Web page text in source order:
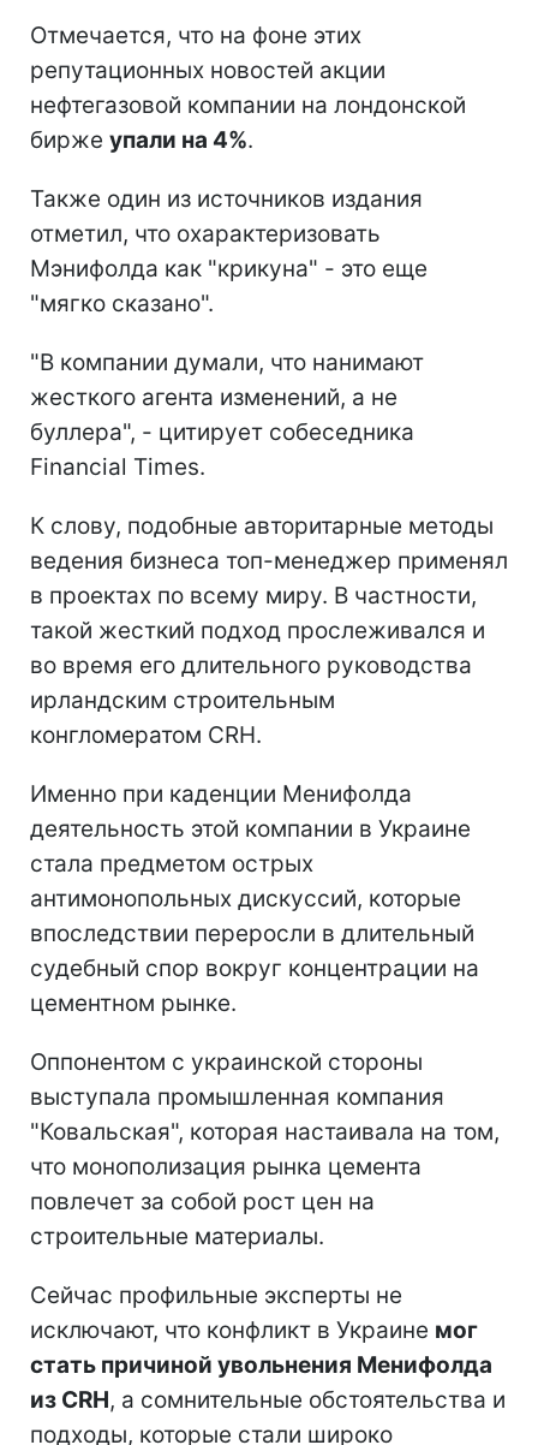
Отмечается, что на фоне этих
репутационных новостей акции
нефтегазовой компании на лондонской
бирже упали на 4%.
Также один из источников издания
отметил, что охарактеризовать
Мэнифолда как "крикуна" - это еще
"мягко сказано".
"В компании думали, что нанимают
жесткого агента изменений, а не
буллера", - цитирует собеседника
Financial Times.
К слову, подобные авторитарные методы
ведения бизнеса топ-менеджер применял
в проектах по всему миру. В частности,
такой жесткий подход прослеживался и
во время его длительного руководства
ирландским строительным
конгломератом CRH.
Именно при каденции Менифолда
деятельность этой компании в Украине
стала предметом острых
антимонопольных дискуссий, которые
впоследствии переросли в длительный
судебный спор вокруг концентрации на
цементном рынке.
Оппонентом с украинской стороны
выступала промышленная компания
"Ковальская", которая настаивала на том,
что монополизация рынка цемента
повлечет за собой рост цен на
строительные материалы.
Сейчас профильные эксперты не
исключают, что конфликт в Украине мог
стать причиной увольнения Менифолда
из CRH, а сомнительные обстоятельства и
подходы, которые стали широко